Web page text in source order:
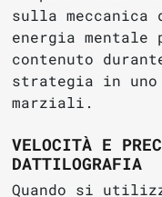
sulla meccanica
energia
contenuto
strategia in
marziali.
VELOCITÀ E
DATTILOGRAFIA
Quando si